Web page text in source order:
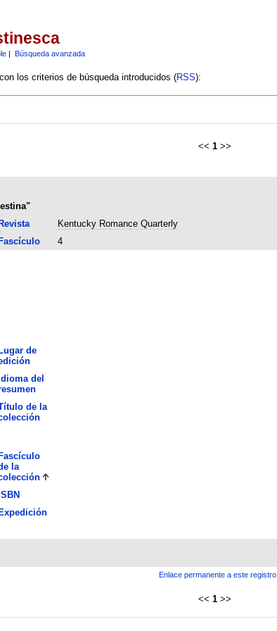
| Búsqueda avanzada
los criterios de búsqueda introducidos (RSS):
<< 1 >>
Revista Kentucky Romance Quarterly
Fascículo 4
Lugar de
Idioma del
de la
Fascículo
la
ISBN
Expedición
Enlace permanente a este registro
<< 1 >>